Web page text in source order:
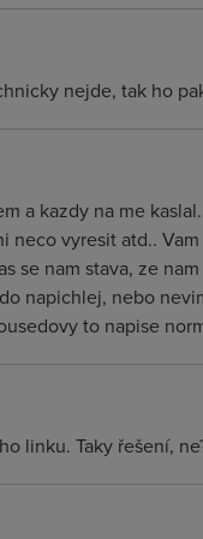
nejde, tak ho
a kazdy na me
neco vyresit atd..
se nam stava, ze
napichlej, nebo
to napise
linku. Taky řešení,